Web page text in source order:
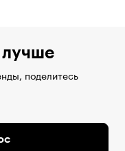
лучше
поделитесь